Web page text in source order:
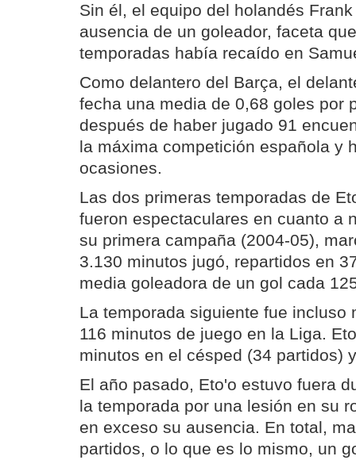
Sin él, el equipo del holandés
ausencia de un goleador, faceta
temporadas había recaído en
Como delantero del Barça, el
fecha una media de 0,68 goles por
después de haber jugado 91
la máxima competición española y
ocasiones.
Las dos primeras temporadas de
fueron espectaculares en cuanto a
su primera campaña (2004-05),
3.130 minutos jugó, repartidos en
media goleadora de un gol cada
La temporada siguiente fue incluso
116 minutos de juego en la Liga.
minutos en el césped (34 partidos)
El año pasado, Eto'o estuvo fuera
la temporada por una lesión en su
en exceso su ausencia. En total,
partidos, o lo que es lo mismo, un